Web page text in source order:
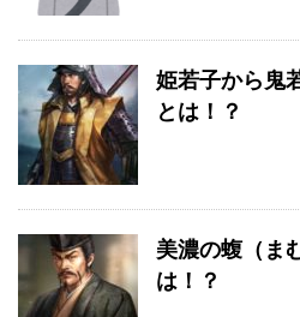
姫若子から鬼
とは！？
美濃の蝮（ま
は！？